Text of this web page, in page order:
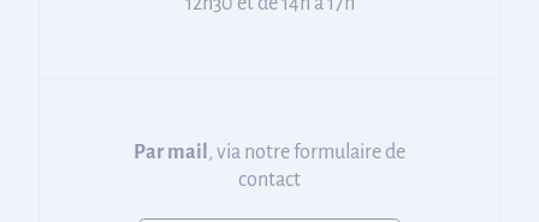
Par mail , via notre formulaire de
contact